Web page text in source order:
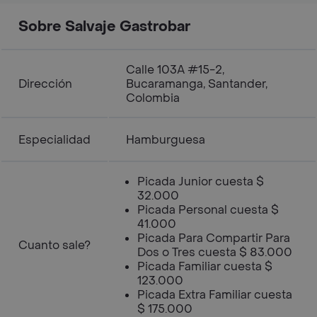
casa
Sobre Salvaje Gastrobar
Dirección
Calle 103A #15-2,
Bucaramanga, Santander,
Colombia
Especialidad Hamburguesa
Cuanto sale?
Picada Junior cuesta $
32.000
Picada Personal cuesta $
41.000
Picada Para Compartir Para
Dos o Tres cuesta $ 83.000
Picada Familiar cuesta $
123.000
Picada Extra Familiar cuesta
$ 175.000